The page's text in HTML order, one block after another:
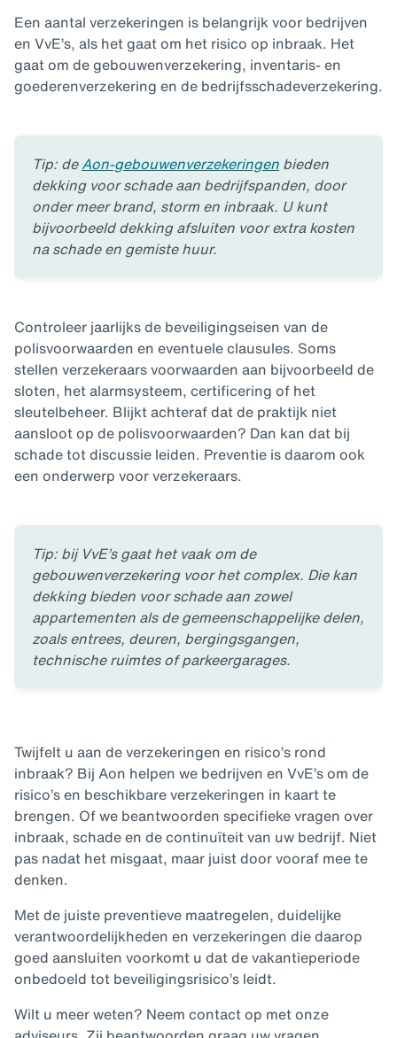
Een aantal verzekeringen is belangrijk voor bedrijven
en VvE’s, als het gaat om het risico op inbraak. Het
gaat om de gebouwenverzekering, inventaris- en
goederenverzekering en de bedrijfsschadeverzekering.
Tip: deAon-gebouwenverzekeringen bieden
dekking voor schade aan bedrijfspanden, door
onder meer brand, storm en inbraak. U kunt
bijvoorbeeld dekking afsluiten voor extra kosten
na schade en gemiste huur.
Controleer jaarlijks de beveiligingseisen van de
polisvoorwaarden en eventuele clausules. Soms
stellen verzekeraars voorwaarden aan bijvoorbeeld de
sloten, het alarmsysteem, certificering of het
sleutelbeheer. Blijkt achteraf dat de praktijk niet
aansloot op de polisvoorwaarden? Dan kan dat bij
schade tot discussie leiden. Preventie is daarom ook
een onderwerp voor verzekeraars.
Tip: bij VvE’s gaat het vaak om de
gebouwenverzekering voor het complex. Die kan
dekking bieden voor schade aan zowel
appartementen als de gemeenschappelijke delen,
zoals entrees, deuren, bergingsgangen,
technische ruimtes of parkeergarages.
Twijfelt u aan de verzekeringen en risico’s rond
inbraak? Bij Aon helpen we bedrijven en VvE’s om de
risico’s en beschikbare verzekeringen in kaart te
brengen. Of we beantwoorden specifieke vragen over
inbraak, schade en de continuïteit van uw bedrijf. Niet
pas nadat het misgaat, maar juist door vooraf mee te
denken.
Met de juiste preventieve maatregelen, duidelijke
verantwoordelijkheden en verzekeringen die daarop
goed aansluiten voorkomt u dat de vakantieperiode
onbedoeld tot beveiligingsrisico’s leidt.
Wilt u meer weten? Neem contact op met onze